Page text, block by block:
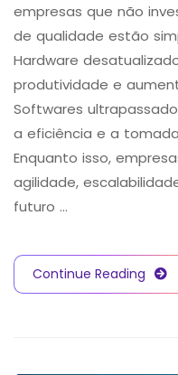
empresas que não
de qualidade estão
Hardware
produtividade e
Softwares
a eficiência e a
Enquanto isso,
agilidade,
futuro …
Continue Reading